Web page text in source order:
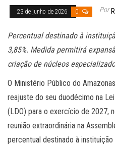
23 de junho de 2026 0 Por
Percentual destinado à
3,85%. Medida permitirá
criação de núcleos
O Ministério Público do
reajuste do seu duodécimo na
(LDO) para o exercício de 2027,
reunião extraordinária na
percentual destinado à instituição